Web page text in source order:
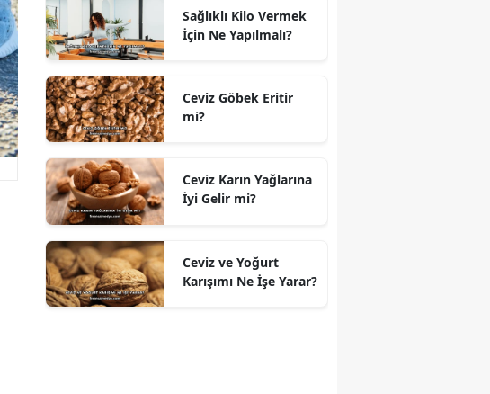
Sağlıklı Kilo Vermek
İçin Ne Yapılmalı?
Ceviz Göbek Eritir
mi?
Ceviz Karın Yağlarına
İyi Gelir mi?
Ceviz ve Yoğurt
Karışımı Ne İşe Yarar?